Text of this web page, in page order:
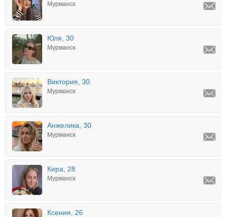
Мурманск
Юля, 30
Мурманск
Виктория, 30
Мурманск
Анжелика, 30
Мурманск
Кира, 28
Мурманск
Ксения, 26